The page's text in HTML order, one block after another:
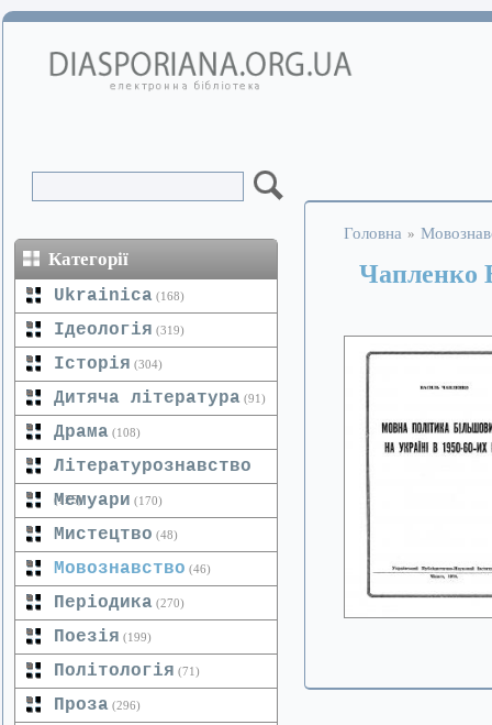
Категорії
Ukrainica (168)
Ідеологія (319)
Історія (304)
Дитяча література (91)
Драма (108)
Літературознавство
(125)
Мемуари (170)
Мистецтво (48)
Мовознавство (46)
Періодика (270)
Поезія (199)
Політологія (71)
Проза (296)
Головна »
Чапленко